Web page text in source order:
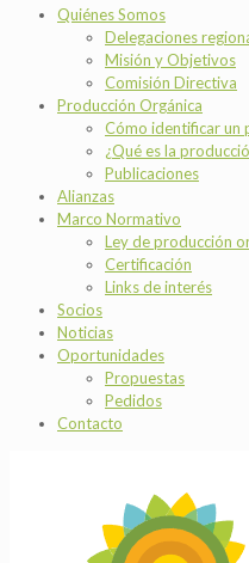
Quiénes Somos
Delegaciones
Misión y Objetivos
Comisión Directiva
Producción Orgánica
Cómo identificar un
¿Qué es la
Publicaciones
Alianzas
Marco Normativo
Ley de producción
Certificación
Links de interés
Socios
Noticias
Oportunidades
Propuestas
Pedidos
Contacto